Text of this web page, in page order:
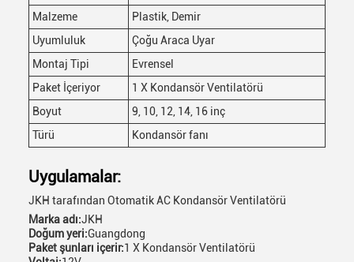
Malzeme
Plastik, Demir
Uyumluluk
Çoğu Araca Uyar
Montaj Tipi
Evrensel
Paket İçeriyor
1 X Kondansör Ventilatörü
Boyut
9, 10, 12, 14, 16 inç
Türü
Kondansör fanı
Uygulamalar:
JKH tarafından Otomatik AC Kondansör Ventilatörü
Marka adı:JKH
Doğum yeri:Guangdong
Paket şunları içerir:1 X Kondansör Ventilatörü